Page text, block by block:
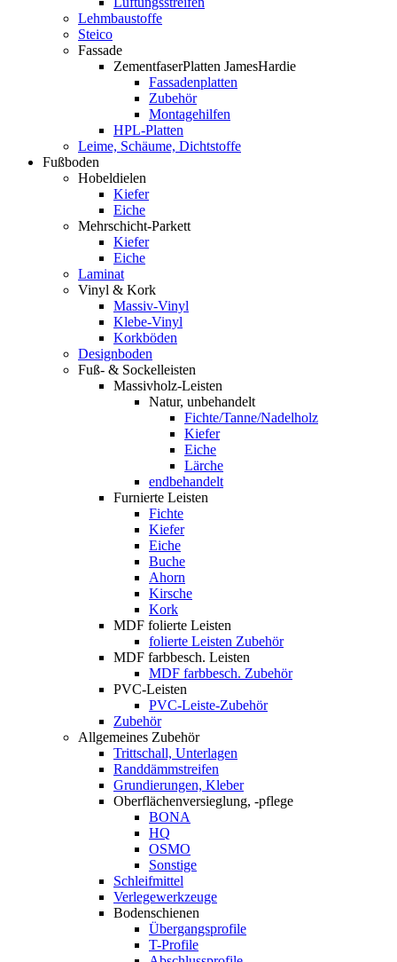
Lehmbaustoffe
Steico
Fassade
ZementfaserPlatten JamesHardie
Fassadenplatten
Zubehör
Montagehilfen
HPL-Platten
Leime, Schäume, Dichtstoffe
Fußboden
Hobeldielen
Kiefer
Eiche
Mehrschicht-Parkett
Kiefer
Eiche
Laminat
Vinyl & Kork
Massiv-Vinyl
Klebe-Vinyl
Korkböden
Designboden
Fuß- & Sockelleisten
Massivholz-Leisten
Natur, unbehandelt
Fichte/Tanne/Nadelholz
Kiefer
Eiche
Lärche
endbehandelt
Furnierte Leisten
Fichte
Kiefer
Eiche
Buche
Ahorn
Kirsche
Kork
MDF folierte Leisten
folierte Leisten Zubehör
MDF farbbesch. Leisten
MDF farbbesch. Zubehör
PVC-Leisten
PVC-Leiste-Zubehör
Zubehör
Allgemeines Zubehör
Trittschall, Unterlagen
Randdämmstreifen
Grundierungen, Kleber
Oberflächenversieglung, -pflege
BONA
HQ
OSMO
Sonstige
Schleifmittel
Verlegewerkzeuge
Bodenschienen
Übergangsprofile
T-Profile